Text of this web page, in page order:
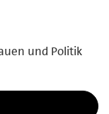
und Politik